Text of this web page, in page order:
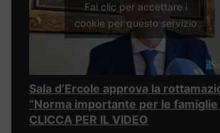
Fai clic per accettare i
cookie per questo servizio
Sala d’Ercole approva la
“Norma importante per le famiglie
CLICCA PER IL VIDEO